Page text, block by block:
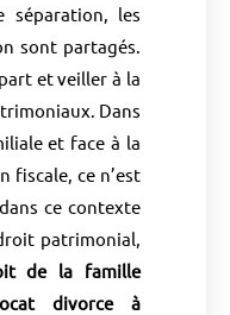
les
sont partagés.
et veiller à la
Dans
et face à la
fiscale, ce n’est
ce contexte
patrimonial,
de la famille
divorce à